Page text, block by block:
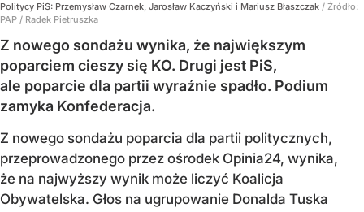
Politycy PiS: Przemysław Czarnek, Jarosław Kaczyński i Mariusz Błaszczak / Źródło:
PAP / Radek Pietruszka
Z nowego sondażu wynika, że największym
poparciem cieszy się KO. Drugi jest PiS,
ale poparcie dla partii wyraźnie spadło. Podium
zamyka Konfederacja.
Z nowego sondażu poparcia dla partii politycznych,
przeprowadzonego przez ośrodek Opinia24, wynika,
że na najwyższy wynik może liczyć Koalicja
Obywatelska. Głos na ugrupowanie Donalda Tuska